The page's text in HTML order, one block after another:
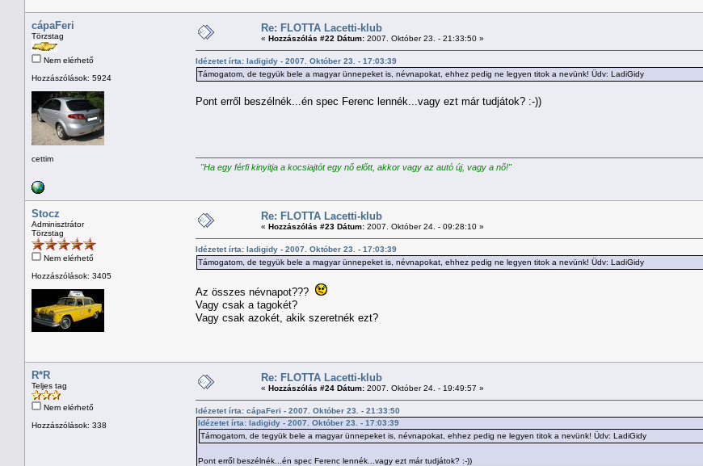
cápaFeri
Törzstag
Nem elérhető
Hozzászólások: 5924
cettim
Re: FLOTTA Lacetti-klub
« Hozzászólás #22 Dátum: 2007. Október 23. - 21:33:50 »
Idézetet írta: ladigidy - 2007. Október 23. - 17:03:39
Támogatom, de tegyük bele a magyar ünnepeket is, névnapokat, ehhez pedig ne legyen titok a nevünk! Üdv: LadiGidy
Pont erről beszélnék...én spec Ferenc lennék...vagy ezt már tudjátok? :-))
"Ha egy férfi kinyitja a kocsiajtót egy nő előtt, akkor vagy az autó új, vagy a nő!"
Stocz
Adminisztrátor
Törzstag
Nem elérhető
Hozzászólások: 3405
Re: FLOTTA Lacetti-klub
« Hozzászólás #23 Dátum: 2007. Október 24. - 09:28:10 »
Idézetet írta: ladigidy - 2007. Október 23. - 17:03:39
Támogatom, de tegyük bele a magyar ünnepeket is, névnapokat, ehhez pedig ne legyen titok a nevünk! Üdv: LadiGidy
Az összes névnapot???
Vagy csak a tagokét?
Vagy csak azokét, akik szeretnék ezt?
R*R
Teljes tag
Nem elérhető
Hozzászólások: 338
Re: FLOTTA Lacetti-klub
« Hozzászólás #24 Dátum: 2007. Október 24. - 19:49:57 »
Idézetet írta: cápaFeri - 2007. Október 23. - 21:33:50
Idézetet írta: ladigidy - 2007. Október 23. - 17:03:39
Támogatom, de tegyük bele a magyar ünnepeket is, névnapokat, ehhez pedig ne legyen titok a nevünk! Üdv: LadiGidy
Pont erről beszélnék...én spec Ferenc lennék...vagy ezt már tudjátok? :-))